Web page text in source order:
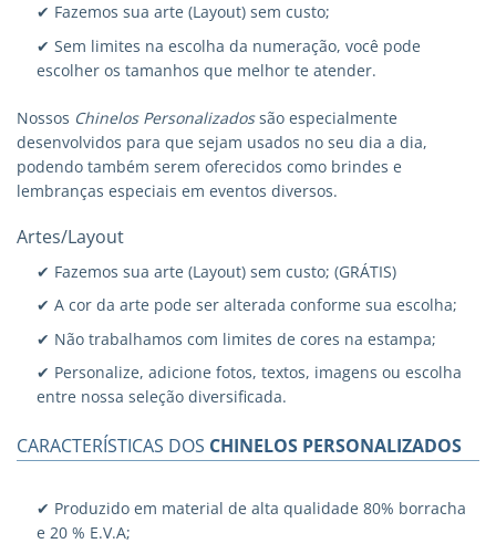
✔ Fazemos sua arte (Layout) sem custo;
✔ Sem limites na escolha da numeração, você pode
escolher os tamanhos que melhor te atender.
Nossos Chinelos Personalizadossão especialmente
desenvolvidos para que sejam usados no seu dia a dia,
podendo também serem oferecidos como brindes e
lembranças especiais em eventos diversos.
Artes/Layout
✔ Fazemos sua arte (Layout) sem custo; (GRÁTIS)
✔ A cor da arte pode ser alterada conforme sua escolha;
✔ Não trabalhamos com limites de cores na estampa;
✔ Personalize, adicione fotos, textos, imagens ou escolha
entre nossa seleção diversificada.
CARACTERÍSTICAS DOS CHINELOS PERSONALIZADOS
✔ Produzido em material de alta qualidade 80% borracha
e 20 % E.V.A;